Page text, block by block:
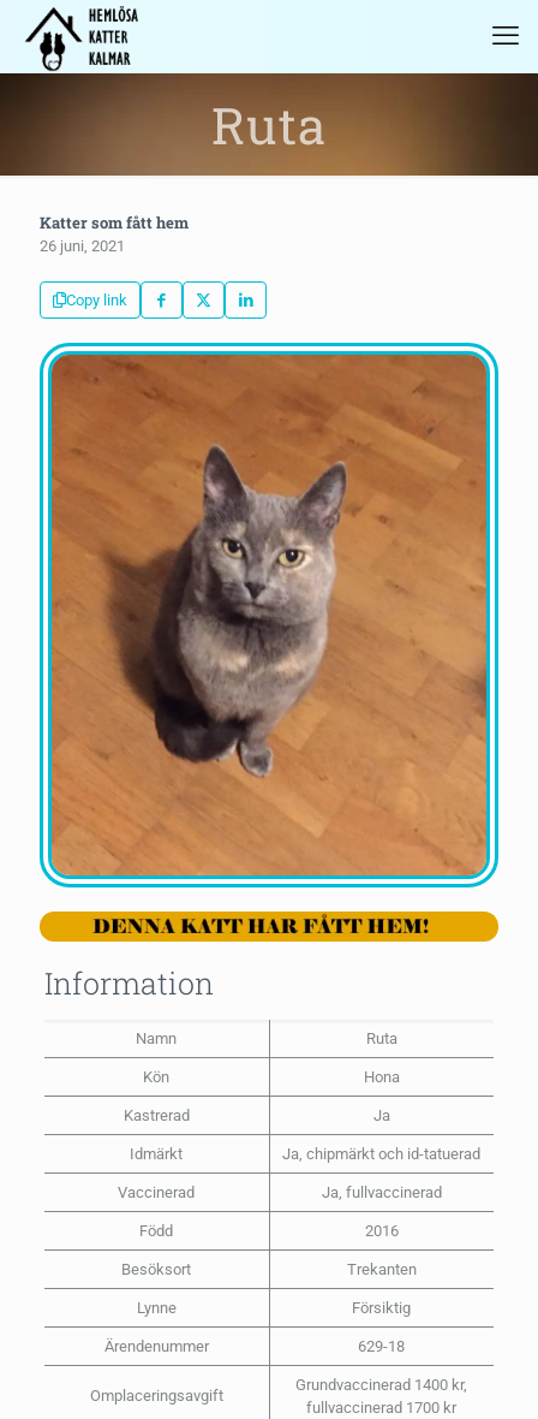
Ruta
Katter som fått hem
26 juni, 2021
Copy link
Information
Namn Ruta
Kön Hona
Kastrerad Ja
Idmärkt Ja, chipmärkt och id-tatuerad
Vaccinerad Ja, fullvaccinerad
Född 2016
Besöksort Trekanten
Lynne Försiktig
Ärendenummer 629-18
Omplaceringsavgift
Grundvaccinerad 1400 kr,
fullvaccinerad 1700 kr